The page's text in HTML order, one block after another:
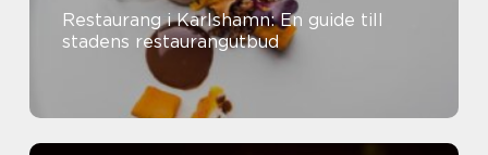
Restaurang i Karlshamn: En guide till
stadens restaurangutbud